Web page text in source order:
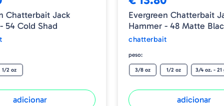
Ao atingir o fundo ou
irregular por um
o que pode induzir
O formato da cabeça
superfície da água,
Segure o trailer
Anzol de arame
Chatterbait Jack
54 Cold Shad
1/2 oz
adicionar
Evergreen Chatterbait
Hammer - 48 Matte
chatterbait
peso:
3/8 oz 1/2 oz 3/4 oz. - 21
adicionar